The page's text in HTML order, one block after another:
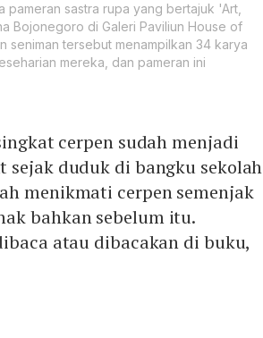
sastra rupa yang bertajuk 'Art,
Bojonegoro di Galeri Paviliun House of
seniman tersebut menampilkan 34 karya
mereka, dan pameran ini
cerpen sudah menjadi
sejak duduk di bangku sekolah
menikmati cerpen semenjak
bahkan sebelum itu.
atau dibacakan di buku,